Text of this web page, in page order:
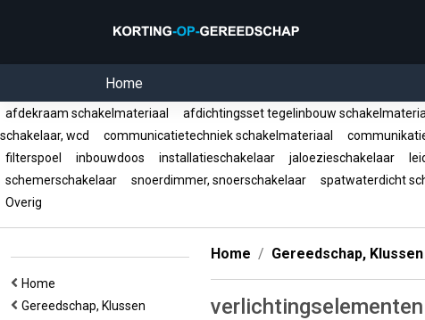
Home
afdekraam schakelmateriaal afdichtingsset tegelinbouw
schakelaar, wcd
communicatietechniek schakelmateriaal
filterspoel
inbouwdoos installatieschakelaar jaloezieschakelaar
schemerschakelaar
snoerdimmer, snoerschakelaar spatwaterdicht
Overig
Home
Gereedschap, Klussen
Home Gereedschap, Klussen